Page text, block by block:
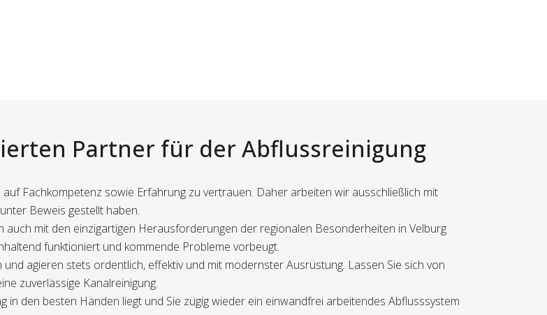
Partner für der Abflussreinigung
Fachkompetenz sowie Erfahrung zu vertrauen. Daher arbeiten wir ausschließlich mit
Beweis gestellt haben.
mit den einzigartigen Herausforderungen der regionalen Besonderheiten in Velburg
funktioniert und kommende Probleme vorbeugt.
agieren stets ordentlich, effektiv und mit modernster Ausrüstung. Lassen Sie sich von
zuverlässige Kanalreinigung.
den besten Händen liegt und Sie zügig wieder ein einwandfrei arbeitendes Abflusssystem